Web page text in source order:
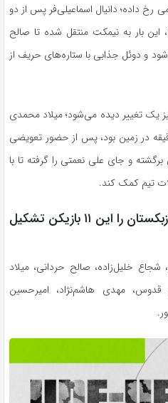
داده؛ دانیال اسماعیلی‌فر پس از دو
این بار به نیمکت منتقل شده تا صالح
شود و دوئل جذابی با ستاره‌های حریف از
تغییر دیده می‌شود؛ میلاد محمدی
فیفادی قبل مقابل تانزانیا ۹۰ دقیقه در زمین بود، پس از حضور تعویضی
و جای علی نعمتی را گرفته تا با
تیم کمک کند.
ترکیب تیم ملی ایران مقابل ازبکستان را این ۱۱ بازیکن تشکیل
شجاع خلیل‌زاده، صالح حردانی، میلاد
مهدی هاشم‌نژاد، امیرحسین